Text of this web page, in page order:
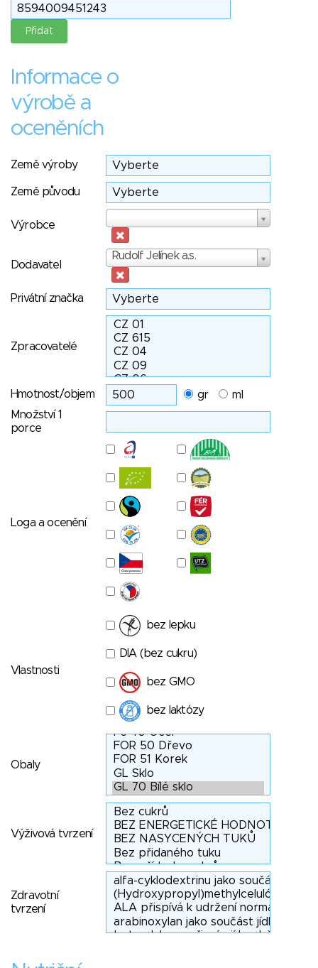
Informace o
výrobě a
oceněních
Země výroby
Země původu
Výrobce
Dodavatel
Rudolf Jelínek a.s.
Dodavatel
Privátní značka
Zpracovatelé
Hmotnost/objem gr
ml
Množství 1
porce
Loga a ocenění
Vlastnosti
bez lepku
DIA (bez cukru)
bez GMO
bez laktózy
Obaly
Výživová tvrzení
Zdravotní
tvrzení